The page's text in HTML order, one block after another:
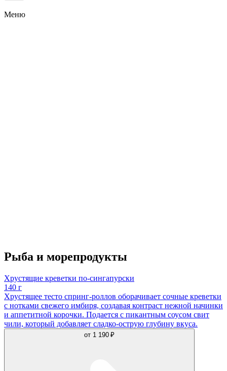
Меню
Рыба и морепродукты
Хрустящие креветки по-сингапурски
140 г
Хрустящее тесто спринг-роллов оборачивает сочные креветки
с нотками свежего имбиря, создавая контраст нежной начинки
и аппетитной корочки. Подается с пикантным соусом свит
чили, который добавляет сладко-острую глубину вкуса.
от 1 190 ₽